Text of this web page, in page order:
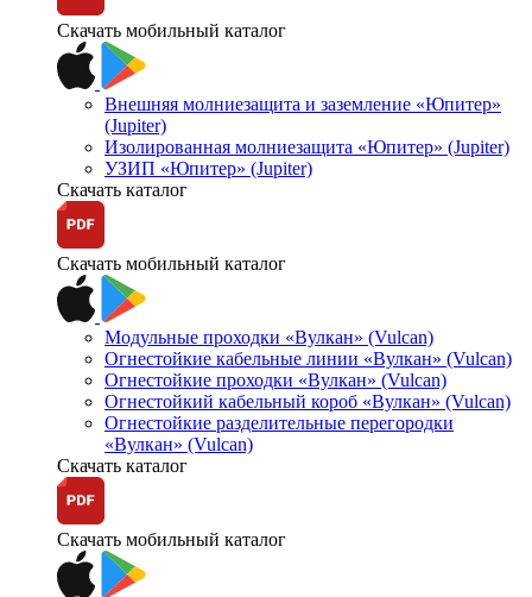
Скачать мобильный каталог
Внешняя молниезащита и заземление «Юпитер»
(Jupiter)
Изолированная молниезащита «Юпитер» (Jupiter)
УЗИП «Юпитер» (Jupiter)
Скачать каталог
Скачать мобильный каталог
Модульные проходки «Вулкан» (Vulcan)
Огнестойкие кабельные линии «Вулкан» (Vulcan)
Огнестойкие проходки «Вулкан» (Vulcan)
Огнестойкий кабельный короб «Вулкан» (Vulcan)
Огнестойкие разделительные перегородки
«Вулкан» (Vulcan)
Скачать каталог
Скачать мобильный каталог